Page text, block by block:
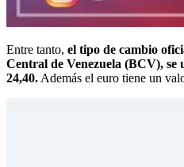
Entre tanto, el tipo de cambio
Central de Venezuela (BCV), se
24,40. Además el euro tiene un